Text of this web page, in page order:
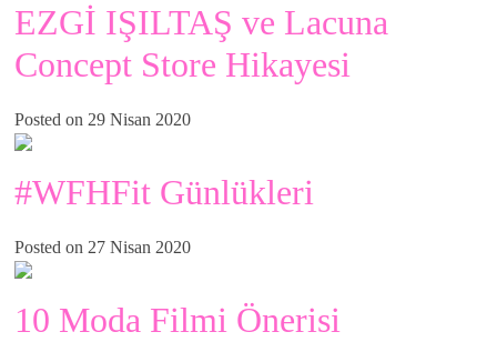
EZGİ IŞILTAŞ ve Lacuna
Concept Store Hikayesi
Posted on 29 Nisan 2020
#WFHFit Günlükleri
Posted on 27 Nisan 2020
10 Moda Filmi Önerisi